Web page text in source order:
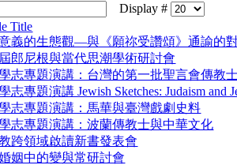
Display #
Title
義的生態觀—與《願祢受讚頌》通諭的
郎尼根與當代思潮學術研討會
志專題演講：台灣的第一批聖言會傳教
志專題演講 Jewish Sketches: Judaism and
志專題演講：馬華與臺灣戲劇史料
志專題演講：波蘭傳教士與中華文化
跨領域啟讀新書發表會
姻中的變與常研討會